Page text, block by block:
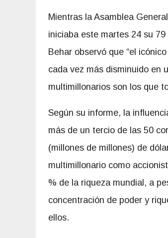
Mientras la Asamblea
iniciaba este martes 24 su
Behar observó que “el
cada vez más disminuido en
multimillonarios son los que
Según su informe, la
más de un tercio de las 50
(millones de millones) de
multimillonario como
% de la riqueza mundial, a
concentración de poder y
ellos.